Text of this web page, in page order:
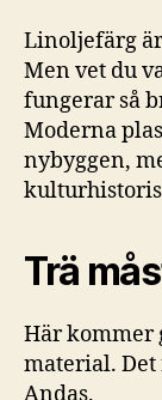
Linoljefärg
Men vet du
fungerar så
Moderna
nybyggen,
Trä
Här kommer
material. Det